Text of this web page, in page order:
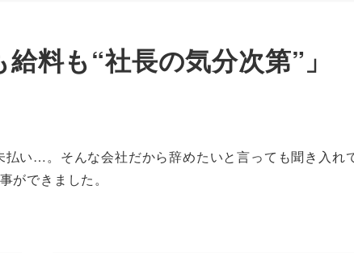
料も“社長の気分次第”」
い…。そんな会社だから辞めたいと言っても聞き入れ
ができました。